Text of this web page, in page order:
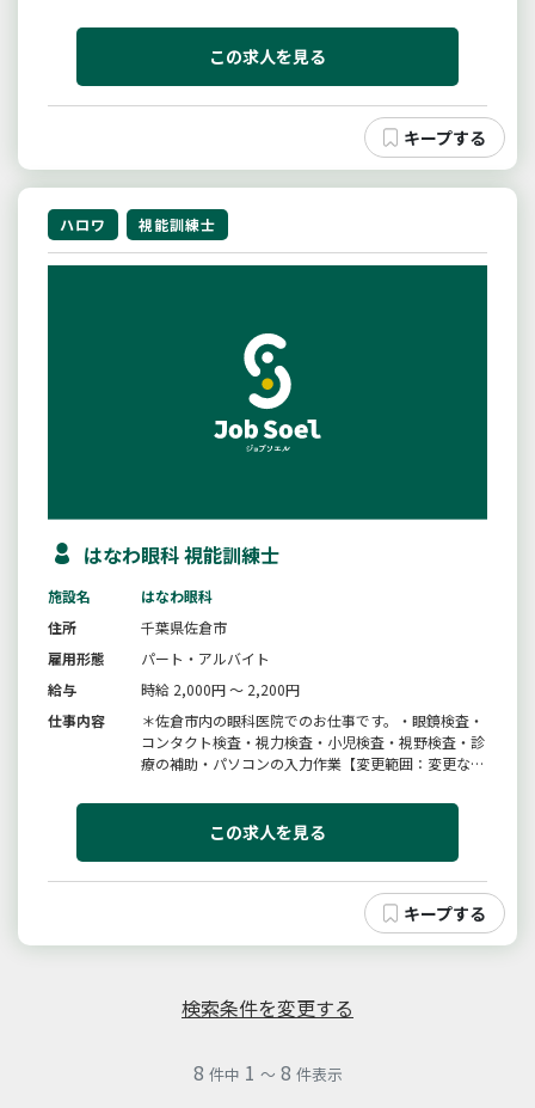
プの病院です。安定した経営基盤と充実した福利厚生
制度があります。■応募前職場見学できます！事前に
この求人を見る
ハロワ 視能訓練士
はなわ眼科 視能訓練士
施設名
はなわ眼科
住所
千葉県佐倉市
雇用形態
パート・アルバイト
給与
時給 2,000円 ～ 2,200円
仕事内容
＊佐倉市内の眼科医院でのお仕事です。・眼鏡検査・
コンタクト検査・視力検査・小児検査・視野検査・診
療の補助・パソコンの入力作業【変更範囲：変更な
この求人を見る
検索条件を変更する
8 件中 1 ～ 8 件表示